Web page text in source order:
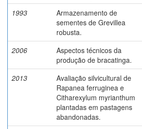
1993
Armazenamento de
sementes de Grevillea
robusta.
2006
Aspectos técnicos da
produção de bracatinga.
2013
Avaliação silvicultural de
Rapanea ferruginea e
Citharexylum myrianthum
plantadas em pastagens
abandonadas.